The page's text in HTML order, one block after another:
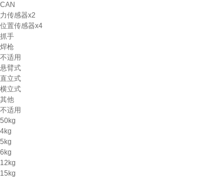
CAN
力传感器x2
位置传感器x4
抓手
焊枪
不适用
悬臂式
直立式
横立式
其他
不适用
50kg
4kg
5kg
6kg
12kg
15kg